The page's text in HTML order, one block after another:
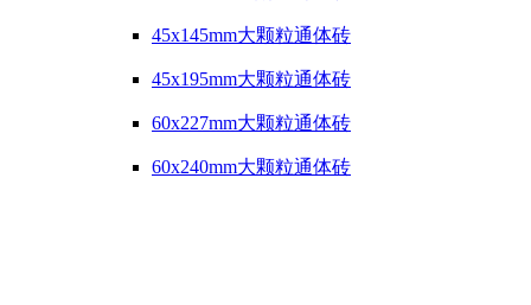
45x145mm大颗粒通体砖
45x195mm大颗粒通体砖
60x227mm大颗粒通体砖
60x240mm大颗粒通体砖